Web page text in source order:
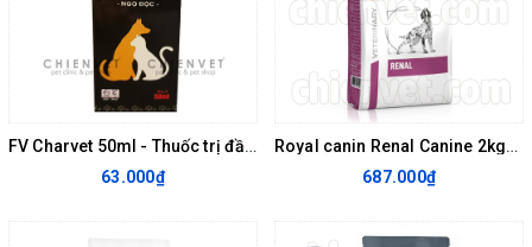
FV Charvet 50ml - Thuốc trị đầy hơi, ngộ độc, tiêu chảy cho chó mèo
63.000₫
Royal canin Renal Canine 2kg- Thức ăn hỗ trợ chó bị bệnh thận
687.000₫